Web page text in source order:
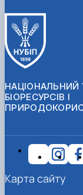
НАЦІОНАЛЬНИЙ
БІОРЕСУРСІВ І
Карта сайту